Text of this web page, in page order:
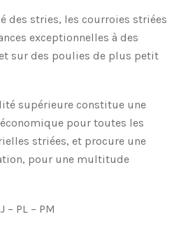
des stries, les courroies striées
exceptionnelles à des
sur des poulies de plus petit
supérieure constitue une
pour toutes les
striées, et procure une
pour une multitude
– PL – PM